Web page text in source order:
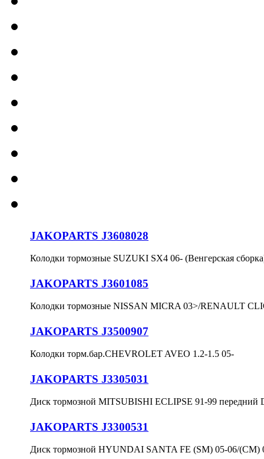
JAKOPARTS J3608028
Колодки тормозные SUZUKI SX4 06- (Венгерская
JAKOPARTS J3601085
Колодки тормозные NISSAN MICRA 03>/RENAULT
JAKOPARTS J3500907
Колодки торм.бар.CHEVROLET AVEO 1.2-1.5 05-
JAKOPARTS J3305031
Диск тормозной MITSUBISHI ECLIPSE 91-99 передний
JAKOPARTS J3300531
Диск тормозной HYUNDAI SANTA FE (SM) 05-06/(CM)